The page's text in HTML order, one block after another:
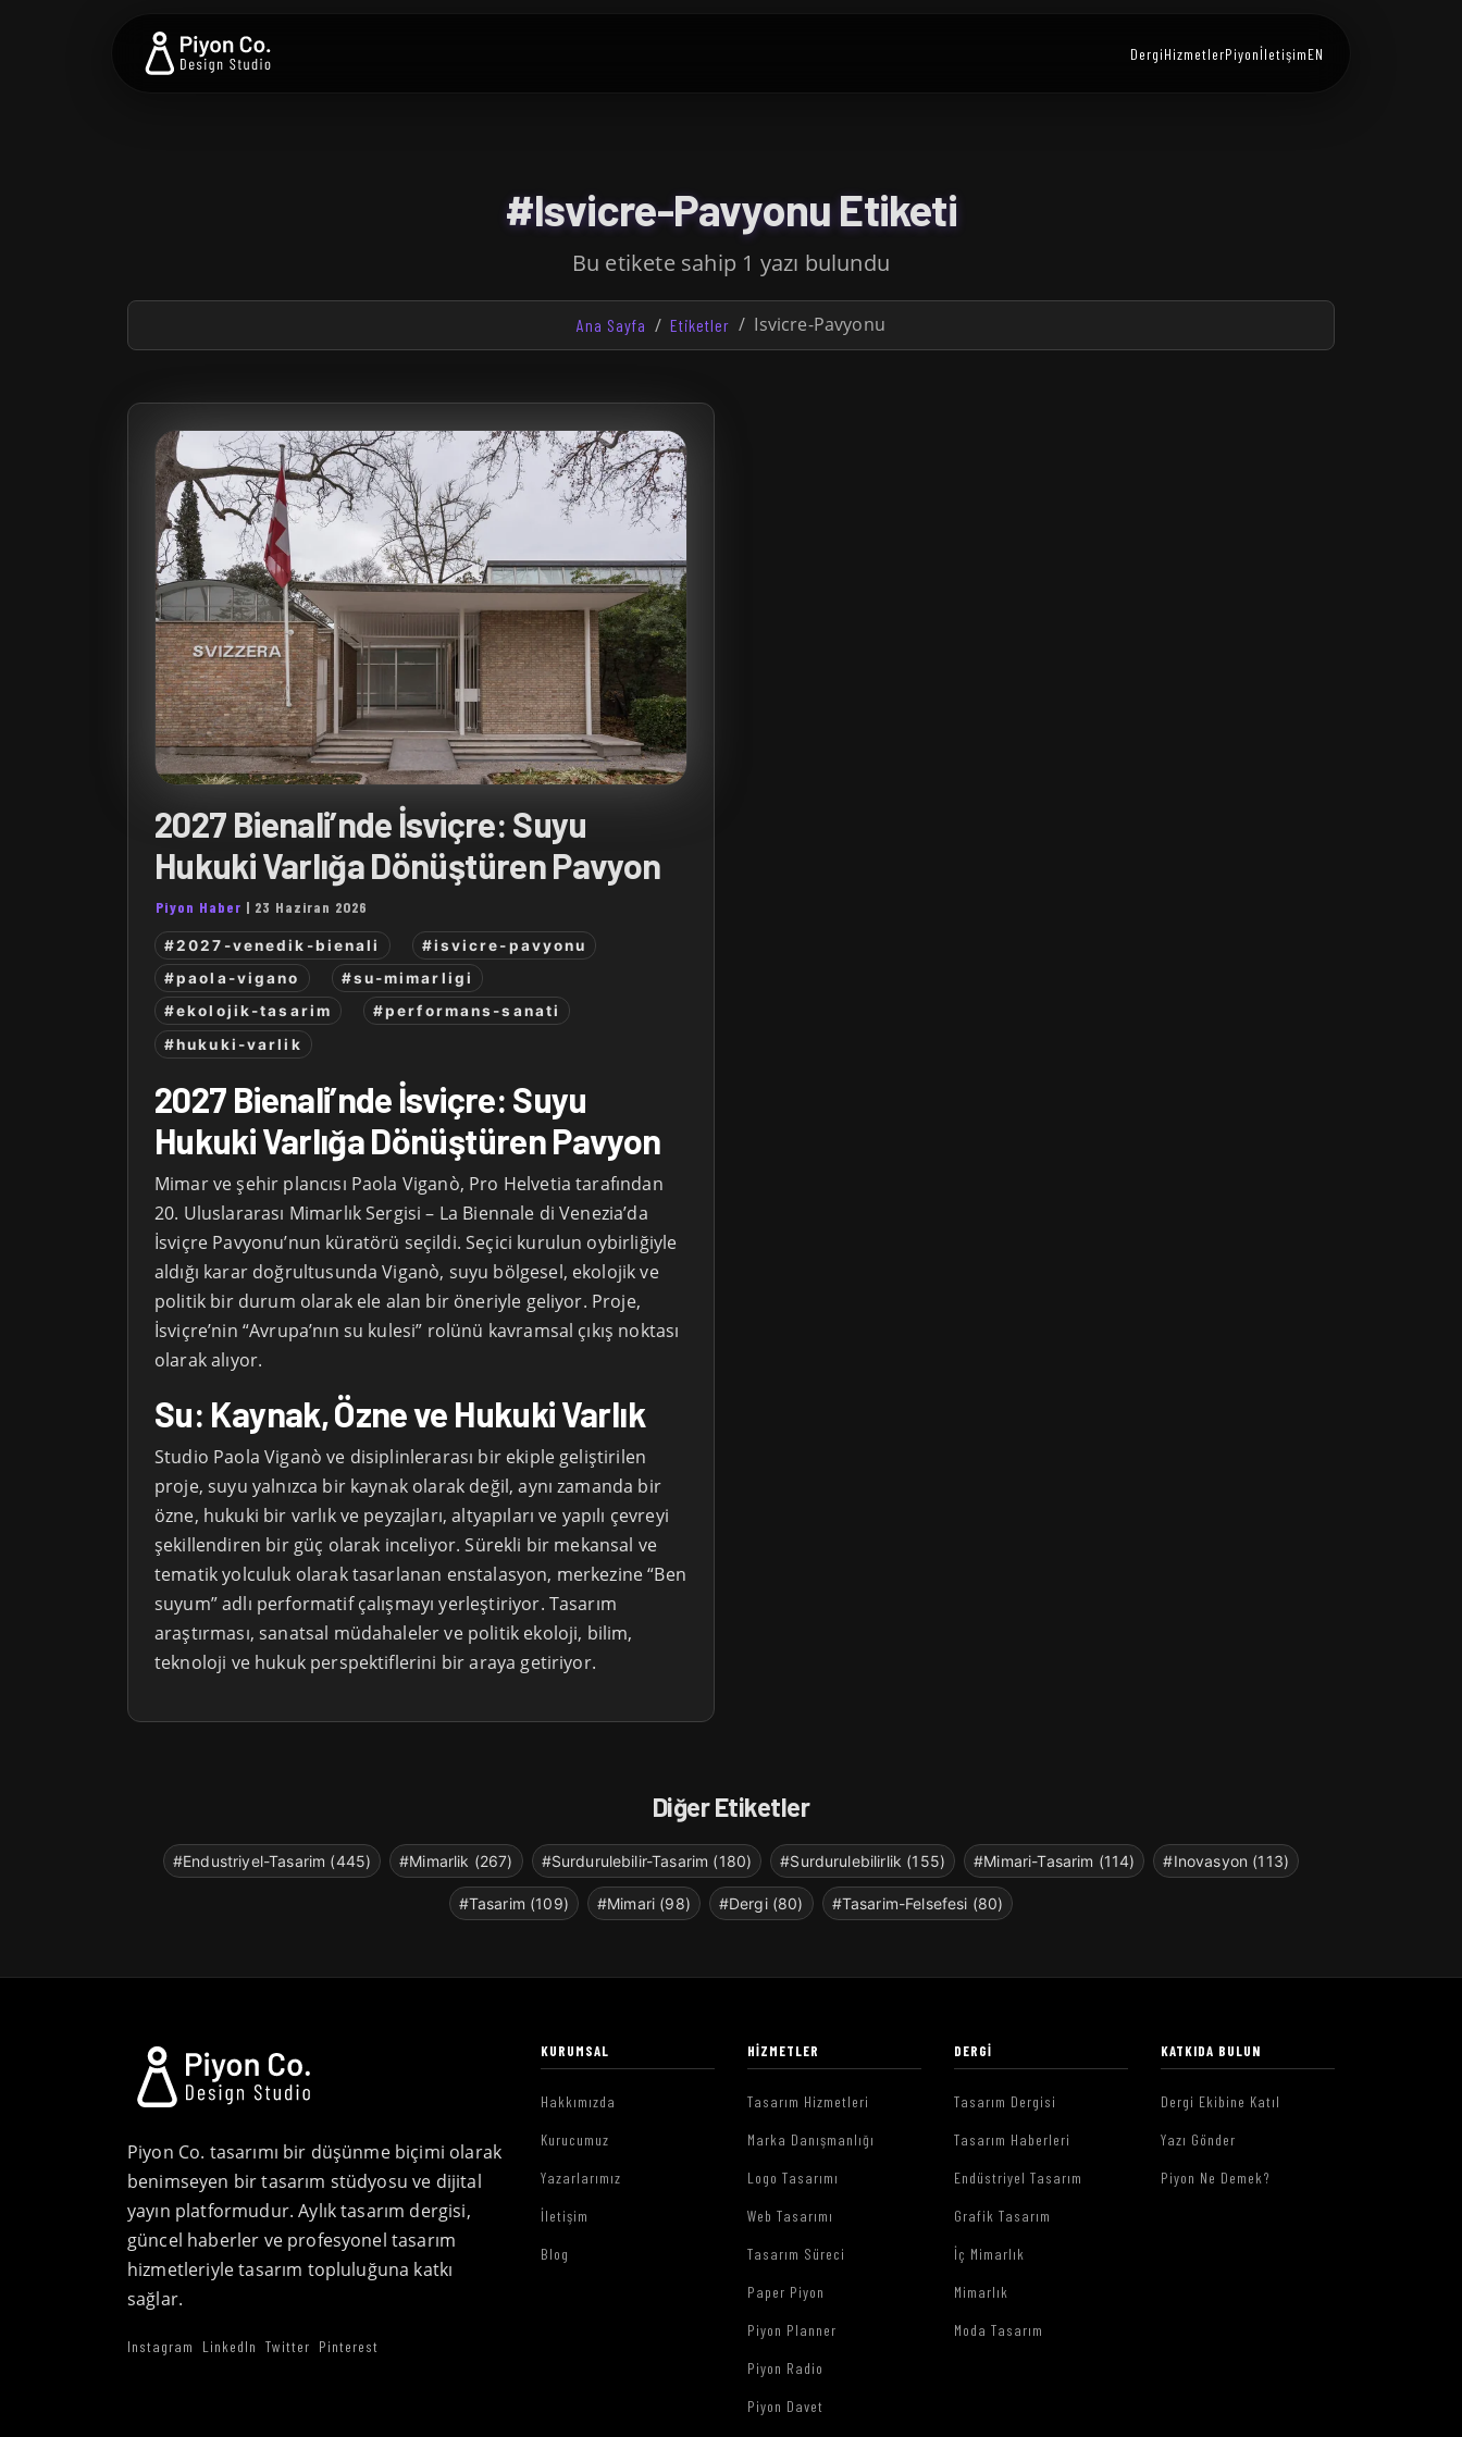
DergiHizmetlerPiyonİletişimEN
#Isvicre-Pavyonu Etiketi
Bu etikete sahip 1 yazı bulundu
Ana Sayfa Etiketler Isvicre-Pavyonu
2027 Bienali’nde İsviçre: Suyu
Hukuki Varlığa Dönüştüren Pavyon
Piyon Haber | 23 Haziran 2026
#2027-venedik-bienali
#isvicre-pavyonu
#paola-vigano
#su-mimarligi
#ekolojik-tasarim
#performans-sanati
#hukuki-varlik
2027 Bienali’nde İsviçre: Suyu
Hukuki Varlığa Dönüştüren Pavyon
Mimar ve şehir plancısı Paola Viganò, Pro Helvetia tarafından
20. Uluslararası Mimarlık Sergisi – La Biennale di Venezia’da
İsviçre Pavyonu’nun küratörü seçildi. Seçici kurulun oybirliğiyle
aldığı karar doğrultusunda Viganò, suyu bölgesel, ekolojik ve
politik bir durum olarak ele alan bir öneriyle geliyor. Proje,
İsviçre’nin “Avrupa’nın su kulesi” rolünü kavramsal çıkış noktası
olarak alıyor.
Su: Kaynak, Özne ve Hukuki Varlık
Studio Paola Viganò ve disiplinlerarası bir ekiple geliştirilen
proje, suyu yalnızca bir kaynak olarak değil, aynı zamanda bir
özne, hukuki bir varlık ve peyzajları, altyapıları ve yapılı çevreyi
şekillendiren bir güç olarak inceliyor. Sürekli bir mekansal ve
tematik yolculuk olarak tasarlanan enstalasyon, merkezine “Ben
suyum” adlı performatif çalışmayı yerleştiriyor. Tasarım
araştırması, sanatsal müdahaleler ve politik ekoloji, bilim,
teknoloji ve hukuk perspektiflerini bir araya getiriyor.
Diğer Etiketler
#Endustriyel-Tasarim (445) #Mimarlik (267) #Surdurulebilir-Tasarim (180) #Surdurulebilirlik (155) #Mimari-Tasarim (114) #Inovasyon (113)
#Tasarim (109) #Mimari (98) #Dergi (80) #Tasarim-Felsefesi (80)
Piyon Co. tasarımı bir düşünme biçimi olarak
benimseyen bir tasarım stüdyosu ve dijital
yayın platformudur. Aylık tasarım dergisi,
güncel haberler ve profesyonel tasarım
hizmetleriyle tasarım topluluğuna katkı
sağlar.
Instagram LinkedIn Twitter Pinterest
KURUMSAL
Hakkımızda
Kurucumuz
Yazarlarımız
İletişim
Blog
HIZMETLER
Tasarım Hizmetleri
Marka Danışmanlığı
Logo Tasarımı
Web Tasarımı
Tasarım Süreci
Paper Piyon
Piyon Planner
Piyon Radio
Piyon Davet
DERGI
Tasarım Dergisi
Tasarım Haberleri
Endüstriyel Tasarım
Grafik Tasarım
İç Mimarlık
Mimarlık
Moda Tasarım
KATKIDA BULUN
Dergi Ekibine Katıl
Yazı Gönder
Piyon Ne Demek?